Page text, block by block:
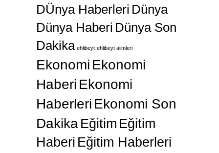
DÜnya Haberleri Dünya
Dünya Haberi Dünya Son
Dakika ehlibeyt ehlibeyt alimleri
Ekonomi Ekonomi
Haberi Ekonomi
Haberleri Ekonomi Son
Dakika Eğitim Eğitim
Haberi Eğitim Haberleri